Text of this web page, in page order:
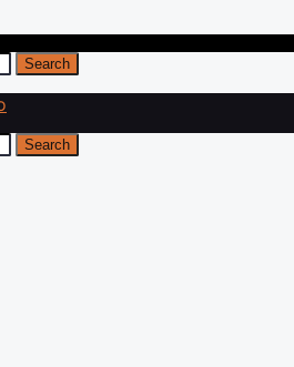
Search
Search